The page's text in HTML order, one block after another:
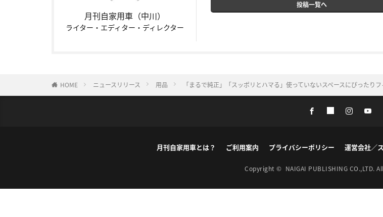
月刊自家用車（中川）
ライター・エディター・ディレクター
投稿一覧へ
HOME ニュースリリース 用品 「まるで純正」「スッポリとハマる」使っていないスペースにぴった
月刊自家用車とは？ ご利用案内 プライバシーポリシー 運営会社／
Copyright © NAIGAI PUBLISHING CO.,LTD.